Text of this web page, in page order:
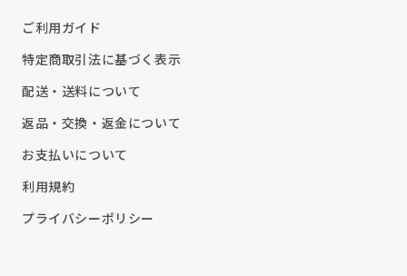
ご利用ガイド
特定商取引法に基づく表示
配送・送料について
返品・交換・返金について
お支払いについて
利用規約
プライバシーポリシー